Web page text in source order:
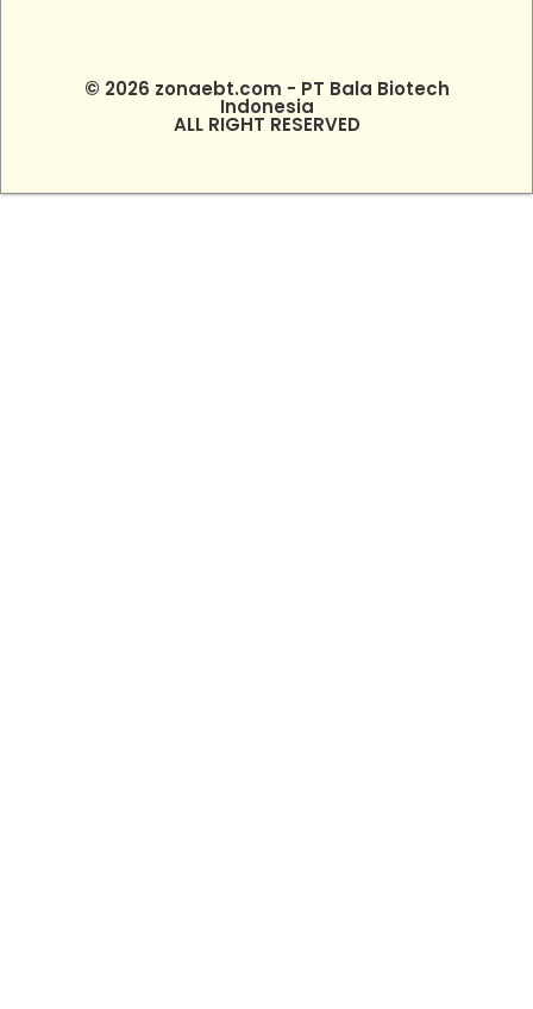
© 2026 zonaebt.com - PT Bala Biotech
Indonesia
ALL RIGHT RESERVED